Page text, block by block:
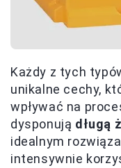
Każdy z tych
unikalne cechy,
wpływać na
dysponują długą
idealnym
intensywnie